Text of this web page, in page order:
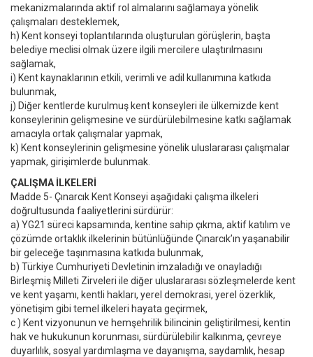
mekanizmalarında aktif rol almalarını sağlamaya yönelik
çalışmaları desteklemek,
h) Kent konseyi toplantılarında oluşturulan görüşlerin, başta
belediye meclisi olmak üzere ilgili mercilere ulaştırılmasını
sağlamak,
i) Kent kaynaklarının etkili, verimli ve adil kullanımına katkıda
bulunmak,
j) Diğer kentlerde kurulmuş kent konseyleri ile ülkemizde kent
konseylerinin gelişmesine ve sürdürülebilmesine katkı sağlamak
amacıyla ortak çalışmalar yapmak,
k) Kent konseylerinin gelişmesine yönelik uluslararası çalışmalar
yapmak, girişimlerde bulunmak.
ÇALIŞMA İLKELERİ
Madde 5- Çınarcık Kent Konseyi aşağıdaki çalışma ilkeleri
doğrultusunda faaliyetlerini sürdürür:
a) YG21 süreci kapsamında, kentine sahip çıkma, aktif katılım ve
çözümde ortaklık ilkelerinin bütünlüğünde Çınarcık’ın yaşanabilir
bir geleceğe taşınmasına katkıda bulunmak,
b) Türkiye Cumhuriyeti Devletinin imzaladığı ve onayladığı
Birleşmiş Milleti Zirveleri ile diğer uluslararası sözleşmelerde kent
ve kent yaşamı, kentli hakları, yerel demokrasi, yerel özerklik,
yönetişim gibi temel ilkeleri hayata geçirmek,
c ) Kent vizyonunun ve hemşehrilik bilincinin geliştirilmesi, kentin
hak ve hukukunun korunması, sürdürülebilir kalkınma, çevreye
duyarlılık, sosyal yardımlaşma ve dayanışma, saydamlık, hesap